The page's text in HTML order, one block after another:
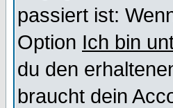
passiert ist:
Option Ich bin
du den
braucht dein